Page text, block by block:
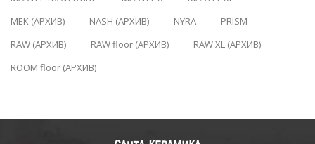
MEK (АРХИВ)
NASH (АРХИВ) NYRA
PRISM
RAW (АРХИВ)
RAW floor (АРХИВ)
RAW XL (АРХИВ)
ROOM floor (АРХИВ)